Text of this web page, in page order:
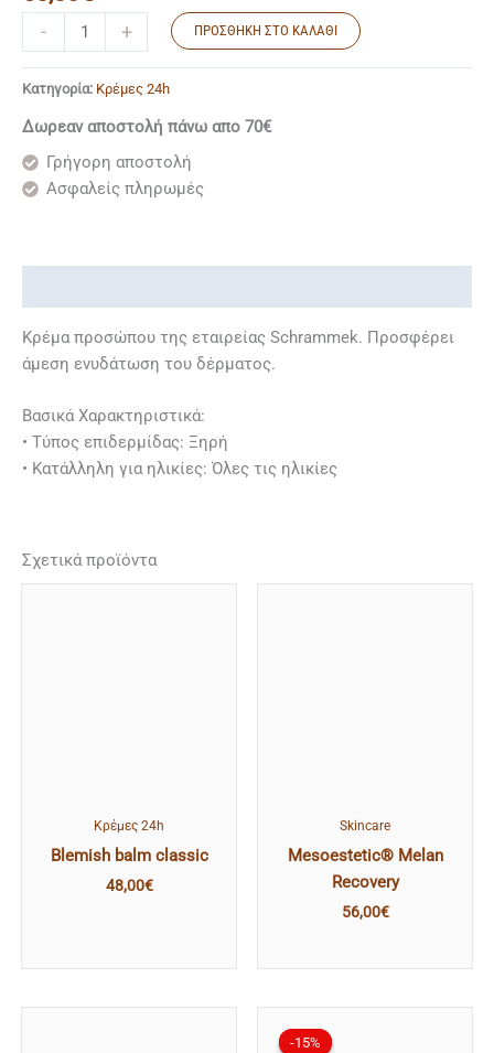
- + ΠΡΟΣΘΉΚΗ ΣΤΟ ΚΑΛΆΘΙ
Κατηγορία: Κρέμες 24h
Δωρεαν αποστολή πάνω απο 70€
Γρήγορη αποστολή
Ασφαλείς πληρωμές
Κρέμα προσώπου της εταιρείας Schrammek. Προσφέρει
άμεση ενυδάτωση του δέρματος.
Βασικά Χαρακτηριστικά:
• Τύπος επιδερμίδας: Ξηρή
• Κατάλληλη για ηλικίες: Όλες τις ηλικίες
Σχετικά προϊόντα
Κρέμες 24h
Blemish balm classic
48,00€
Skincare
Mesoestetic® Melan
Recovery
56,00€
-15%
-15%